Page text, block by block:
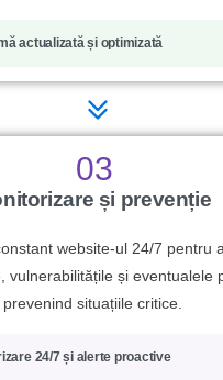
actualizată și optimizată
03
și prevenție
website-ul 24/7 pentru
vulnerabilitățile și eventualele
prevenind situațiile critice.
24/7 și alerte proactive